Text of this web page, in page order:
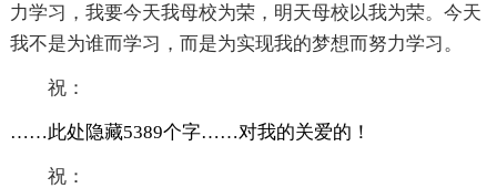
力学习，我要今天我母校为荣，明天母校以我为荣。今天
我不是为谁而学习，而是为实现我的梦想而努力学习。
祝：
……此处隐藏5389个字……对我的关爱的！
祝：